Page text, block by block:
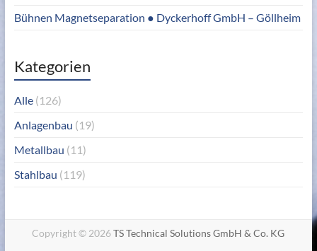
Bühnen Magnetseparation ● Dyckerhoff GmbH – Göllheim
Kategorien
Alle(126)
Anlagenbau (19)
Metallbau (11)
Stahlbau (119)
Copyright © 2026TS Technical Solutions GmbH & Co. KG